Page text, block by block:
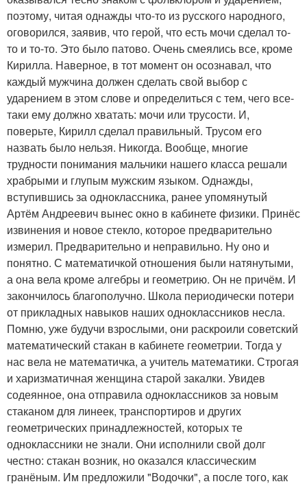
поэтому, читая однажды что-то из русского народного,
оговорился, заявив, что герой, что есть мочи сделал то-
то и то-то. Это было патово. Очень смеялись все, кроме
Кирилла. Наверное, в тот момент он осознавал, что
каждый мужчина должен сделать свой выбор с
ударением в этом слове и определиться с тем, чего все-
таки ему должно хватать: мочи или трусости. И,
поверьте, Кирилл сделал правильный. Трусом его
назвать было нельзя. Никогда. Вообще, многие
трудности понимания мальчики нашего класса решали
храбрыми и глупым мужским языком. Однажды,
вступившись за одноклассника, ранее упомянутый
Артём Андреевич вынес окно в кабинете физики. Принёс
извинения и новое стекло, которое предварительно
измерил. Предварительно и неправильно. Ну оно и
понятно. С математичкой отношения были натянутыми,
а она вела кроме алгебры и геометрию. Он не причём. И
закончилось благополучно. Школа периодически потери
от прикладных навыков наших одноклассников несла.
Помню, уже будучи взрослыми, они раскроили советский
математический стакан в кабинете геометрии. Тогда у
нас вела не математичка, а учитель математики. Строгая
и харизматичная женщина старой закалки. Увидев
содеянное, она отправила одноклассников за новым
стаканом для линеек, транспортиров и других
геометрических принадлежностей, которых те
одноклассники не знали. Они исполнили свой долг
честно: стакан возник, но оказался классическим
гранёным. Им предложили "Водочки", а после того, как